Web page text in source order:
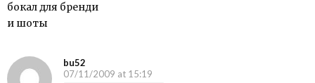
бокал для бренди
и шоты
bu52
07/11/2009 at 15:19